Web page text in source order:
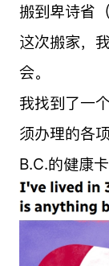
搬到卑诗省
这次搬家，
会。
我找到了一
须办理的各
B.C.的健康卡